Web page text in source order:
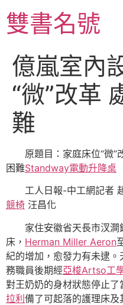
至
主雙書名號
億嵐室內
“微”改革
難
原題目：‍‍家庭床位“微”
困難Standway電動升降桌
工人日報-中工網記者
競椅 汪昌化
家住安徽省天長市汊
床， Herman Miller Aeron
紀的增加，愈發力有未逮
務職員後期經亞梭Artso工
對王奶奶的身材狀態停止
拉利備了可起落的護理床